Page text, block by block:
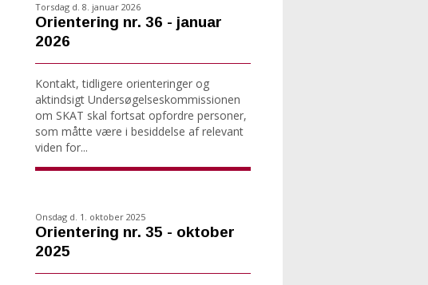
Torsdag d. 8. januar 2026
Orientering nr. 36 - januar
2026
Kontakt, tidligere orienteringer og
aktindsigt Undersøgelseskommissionen
om SKAT skal fortsat opfordre personer,
som måtte være i besiddelse af relevant
viden for...
Onsdag d. 1. oktober 2025
Orientering nr. 35 - oktober
2025